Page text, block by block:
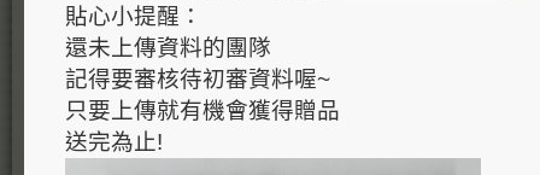
貼心小提醒：
還未上傳資料的團隊
記得要審核待初審資料喔~
只要上傳就有機會獲得贈品
送完為止!